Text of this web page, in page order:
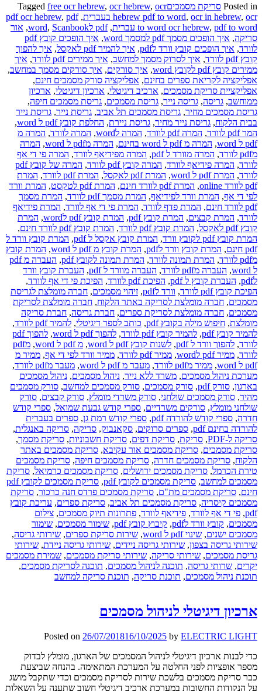
Posted in סריקת מסמכים Tagged free ocr hebrew, ocr hebrew, ocr
hebrew pdf to word, ocr in hebrew, ocr בעברית ,
pdf ocr hebrew, pdf
to word ocr hebrew, pdf to word עברית ,pdf לword , Scanbook
, אור
סריקה, איך הופכים מסמך pdf למסמך word ,
איך הופכים קובץ pdf
לוורד, איך הופכים קובץ וורד לpdf , איך להמיר pdf לאקסל , איך להפוך
קובץ pdf לוורד
, איך לסרוק מסמך למחשב, איך ממירים pdf לוורד , איך
ממירים קובץ pdf לקובץ word
, איך סורקים, איך סורקים מסמך במחשב,
אפליקציה לקריאת ספרים בחינם, אפליקציה סורק מסמכים חינם,
אפליקציית סריקת מסמכים, ארכיב דיגיטלי, ארכיון דיגיטלי, ארכיון
ממוחשב, גריסה, גריסה נייר, גריסת מסמכים, גריסת מסמכים חיפה,
גריסת מסמכים מחיר, גריסת מסמכים תל אביב, גריסת נייר, גריסת נייר
בבית הלקוח, גריסת נייר מחיר, גריסת ניירת, החלפת קובץ pdf ל word
,
המר pdf לוורד
, המרה pdf לוורד , המרה לword , המרה לוורד, המרה מ
pdf ל word
, המרה מ pdf ל word בחינם , המרה מpdf ל word , המרה
מpdf לוורד
, המרה מוורד ל pdf , המרה מפידיאף לוורד, המרה פי די אף
לוורד, המרה פידיאף לוורד, המרה קובץ pdf לוורד ,
המרה של קובץ pdf
לוורד, המרת pdf ל word , המרת pdf לאקסל , המרת pdf לוורד , המרת
pdf לוורד online
, המרת pdf לוורד חינם , המרת pdf לטקסט , המרת וורד
לפי די אף, המרת וורד לפידיאף, המרת מסמך pdf לוורד , המרת מסמך
pdf לוורד חינם
, המרת פדף לוורד, המרת פי די אף לוורד, המרת פידיאף
לוורד, המרת קבצים, המרת קובץ pdf , המרת קובץ pdf לword , המרת
קובץ pdf לאקסל
, המרת קובץ pdf לוורד , המרת קובץ pdf לוורד חינם
,
המרת קובץ pdf לקובץ וורד
, המרת קובץ אקסל ל pdf , המרת קובץ וורד ל
pdf חינם
, המרת קובץ וורד לpdf , המרת קובץ מ pdf ל word , המרת קובץ
מpdf לוורד
, המרת תמונה לוורד, המרת תמונה לקובץ pdf ,
העברה מ pdf
ל word
, העברה מpdf לוורד , העברה מוורד ל pdf , העברת קובץ וורד
לpdf
, העברת קובץ ל pdf , הפיכת pdf לוורד , הפיכת פי די אף לוורד,
הפיכת קובץ pdf לוורד
, וורד לpdf , זיהוי מסמכים, חברה מומלצת לגריסת
מסמכים, חברה מומלצת לסריקה באתר הלקוח, חברה מומלצת לסריקת
מסמכים, חברה מומלצת לסריקת ספרים, חברת גריסה, חברת סריקה
מומלצת, חיפוש מילה בקובץ pdf , כותב לספר דיגיטלי, להמיר pdf לוורד
,
להמיר קובץ pdf
, להמיר קובץ pdf לוורד , להפוך pdf ל word ,
להפוך pdf
לוורד, להפוך וורד ל pdf , לשנות קובץ pdf ל word , מ pdf ל word ,
מpdf
לוורד, ממיר pdf לword , ממיר pdf לוורד , ממיר וורד לפי די אף, ממיר מ
pdf ל word
, ממיר מpdf לוורד , מעבר מ pdf ל word , מעבר מpdf לוורד
,
מערכת ניהול מסמכים, משרד ללא נייר, ניהול מסמכים, ניהול מסמכים
בארגון, סורק pdf , סורק מסמכים, סורק מסמכים למחשב, סורק מסמכים
מהיר, סורק מסמכים שולחני, סורק משרדי מומלץ, סורק קבצים, סורק
שולחני מומלץ, סורקים משרדיים, ספרי קודש גבעת שמואל, ספרי קודש
חדרה, ספרי קודש להורדה pdf , ספרי קודש רמת גן, ספרים בעברית
להורדה בחינם pdf
, ספרים סרוקים, סקאנבוק, סריקה, סריקה באנגלית,
סריקה ל-PDF
, סריקת, סריקת דפים, סריקת חשבוניות, סריקת מסמך,
סריקת מסמכים, סריקת מסמכים אור עקיבא, סריקת מסמכים באתר
הלקוח, סריקת מסמכים חדרה, סריקת מסמכים חיפה, סריקת מסמכים
טירת הכרמל, סריקת מסמכים ירושלים, סריקת מסמכים כרמיאל, סריקת
מסמכים למחשב, סריקת מסמכים לקובץ pdf ,
סריקת מסמכים לקובץ pdf
חינם, סריקת מסמכים מת"ם, סריקת מסמכים פרדס חנה כרכור, סריקת
מסמכים קיסריה, סריקת מסמכים תל אביב, סריקת ספרים, עריכת קובץ
pdf
, פי די אף לוורד, פידיאף לוורד, פתרונות תיוק מסמכים, צילום
מסמכים, קובץ וורד לpdf , קיבוץ קובץ pdf , שימור מסמכים, שימור
מסמכים ישנים, שינוי pdf ל word , שירות סריקת ספרים, שירותי גריסה,
שירותי גריסה בצפון, שירותי גריסה ניידים, שירותי גריסה ניידת, שירותי
גריסת מסמכים, שירותי סריקה, שירותי סריקת מסמכים, שמירת מסמכים
יקרים, שרותי גריסה, תוכנה לניהול מסמכים, תוכנה לסריקת מסמכים,
תוכנת ניהול מסמכים, תוכנת סריקה, תוכנת סריקה למחשב
ארכיון דיגיטלי לניהול מסמכים
Posted on 26/07/201816/10/2025 by ELECTRIC LIGHT
כדי לבנות ארכיון דיגיטלי לניהול המסמכים של הארגון, מומלץ לבדוק
מספר אופציות לפני החלטה על המערכת המתאימה. בהנחה שביצעת
כבר סריקת מסמכים בלשכת שירות לסריקת מסמכים וכדי שתקבל מושג
על הנקודות החשובות במערכת ארכיב דיגיטלי חשוב שתענה על השאלות